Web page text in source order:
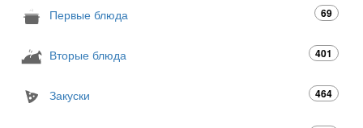
Первые блюда 69
Вторые блюда 401
Закуски 464